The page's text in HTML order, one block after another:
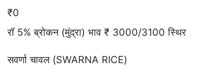
₹0
रॉ 5% ब्रोकन (मुंद्रा) भाव ₹ 3000/3100 स्थिर
सवर्णा चावल (SWARNA RICE)